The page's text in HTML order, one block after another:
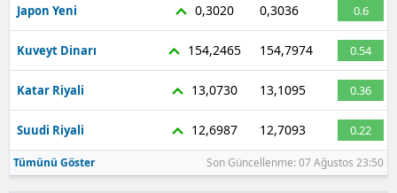
Japon Yeni 0,3020 0,3036 0.6
Kuveyt Dinarı 154,2465 154,7974 0.54
Katar Riyali 13,0730 13,1095 0.36
Suudi Riyali 12,6987 12,7093 0.22
Tümünü Göster Son Güncellenme: 07 Ağustos 23:50